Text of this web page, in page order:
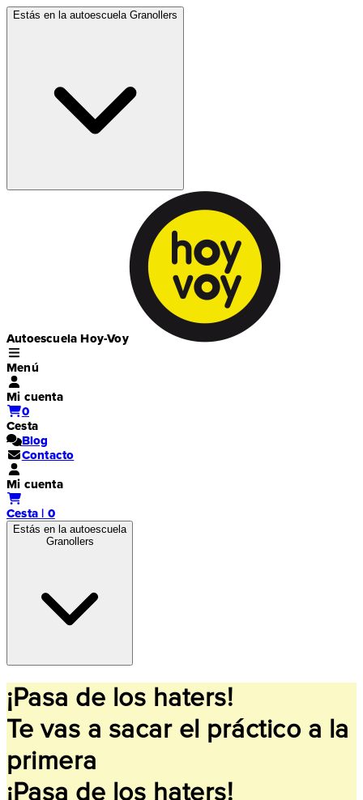
Estás en la autoescuela Granollers
Autoescuela Hoy-Voy
Menú
Mi cuenta
0
Cesta
Blog
Contacto
Mi cuenta
Cesta | 0
Estás en la autoescuela
Granollers
¡Pasa de los haters!
Te vas a sacar el práctico a la
primera
¡Pasa de los haters!